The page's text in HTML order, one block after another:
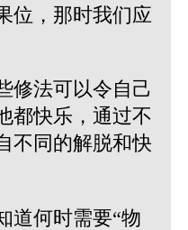
位，那时我们应
修法可以令自己
都快乐，通过不
不同的解脱和快
道何时需要“物